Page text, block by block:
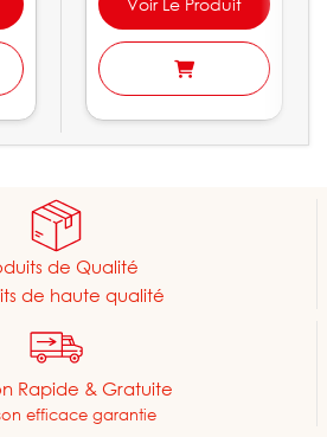
Voir Le Produit
de Qualité
de haute qualité
Rapide & Gratuite
efficace garantie